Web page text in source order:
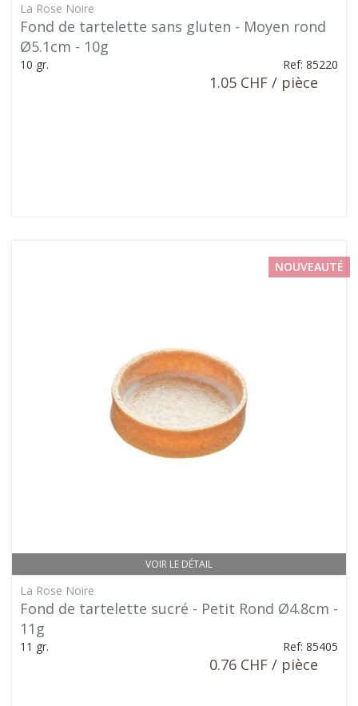
La Rose Noire
Fond de tartelette sans gluten - Moyen rond
Ø5.1cm - 10g
10 gr. Ref: 85220
1.05 CHF / pièce
VOIR LE DÉTAIL
NOUVEAUTÉ
La Rose Noire
Fond de tartelette sucré - Petit Rond Ø4.8cm -
11g
11 gr. Ref: 85405
0.76 CHF / pièce